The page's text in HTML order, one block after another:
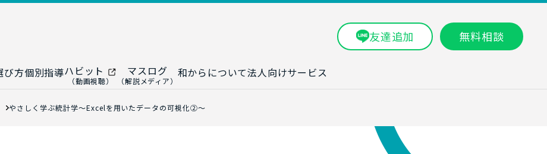
友達追加 無料相談
び方
ー
個別指導
生成AI教室
ハビット
（動画視聴）
マスログ
（解説メディア）
和からについて法人向けサービス
やさしく学ぶ統計学～Excelを用いたデータの可視化➁～